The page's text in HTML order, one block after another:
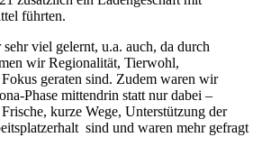
führten.
viel gelernt, u.a. auch, da durch
wir Regionalität, Tierwohl,
geraten sind. Zudem waren wir
Phase mittendrin statt nur dabei –
kurze Wege, Unterstützung der
sind und waren mehr gefragt